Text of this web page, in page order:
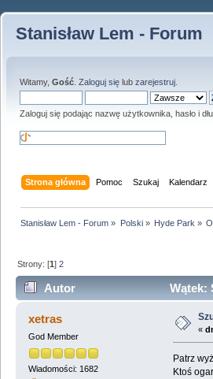
Stanisław Lem - Forum
Witamy, Gość Zaloguj się lub zarejestruj
Zaloguj się podając nazwę użytkownika, hasło i
Strona główna Pomoc Szukaj Kalendarz
Stanisław Lem - Forum » Polski» Hyde Park »
Strony: [1]2
Autor Wątek:
xetras
God Member
Wiadomości: 1682
«
Patrz
Ktoś